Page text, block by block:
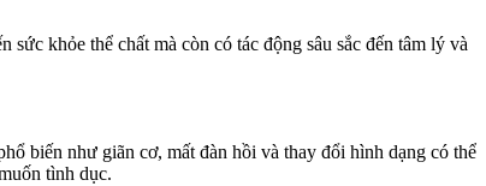
khỏe thể chất mà còn có tác động sâu sắc đến tâm lý và
biến như giãn cơ, mất đàn hồi và thay đổi hình dạng có thể
tình dục.